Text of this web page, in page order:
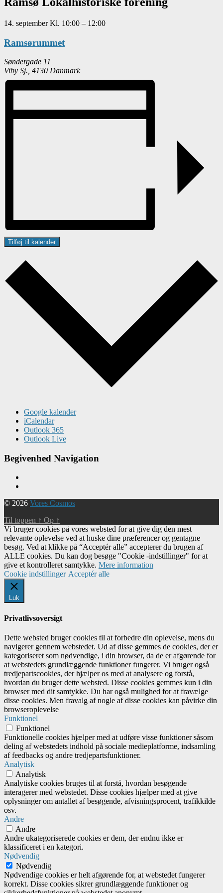
14. septemberKl. 10:00 – 12:00
Ramsørummet
Søndergade 11
Viby Sj. 4130 Danmark
Tilføj til kalender
Google kalender
iCalendar
Outlook 365
Outlook Live
Begivenhed Navigation
© 2026 Vores Cosmos
Til toppen ↑ Op ↑
Vi bruger cookies på vores websted for at give dig den mest
relevante oplevelse ved at huske dine præferencer og gentagne
besøg. Ved at klikke på “Acceptér alle” accepterer du brugen af ​​
ALLE cookies. Du kan dog besøge "Cookie -indstillinger" for at
give et kontrolleret samtykke. Mere information
Cookie indstillinger Acceptér alle
Luk
Privatlivsoversigt
Dette websted bruger cookies til at forbedre din oplevelse, mens du
navigerer gennem webstedet. Ud af disse gemmes de cookies, der er
kategoriseret som nødvendige, i din browser, da de er afgørende for
at webstedets grundlæggende funktioner fungerer. Vi bruger også
tredjepartscookies, der hjælper os med at analysere og forstå,
hvordan du bruger dette websted. Disse cookies gemmes kun i din
browser med dit samtykke. Du har også mulighed for at fravælge
disse cookies. Men fravalg af nogle af disse cookies kan påvirke din
browseroplevelse
Funktionel
Funktionel
Funktionelle cookies hjælper med at udføre visse funktioner såsom
deling af webstedets indhold på sociale medieplatforme, indsamling
af feedbacks og andre tredjepartsfunktioner.
Analytisk
Analytisk
Analytiske cookies bruges til at forstå, hvordan besøgende
interagerer med webstedet. Disse cookies hjælper med at give
oplysninger om antallet af besøgende, afvisningsprocent, trafikkilde
osv.
Andre
Andre
Andre ukategoriserede cookies er dem, der endnu ikke er
klassificeret i en kategori.
Nødvendig
Nødvendig
Nødvendige cookies er helt afgørende for, at webstedet fungerer
korrekt. Disse cookies sikrer grundlæggende funktioner og